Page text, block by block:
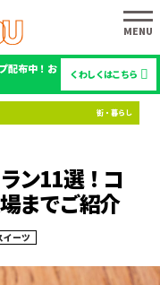
配布中！お
くわしくはこちら
ン11選！コ
までご紹介
イーツ